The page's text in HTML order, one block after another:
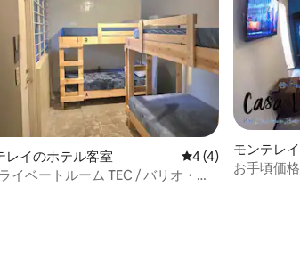
星中4.9つ星の平均評価
レイのホテル客室 レビュー4件、5つ
4 (4)
イベートルーム TEC / バリオ・ア
モンテレ
お手頃価